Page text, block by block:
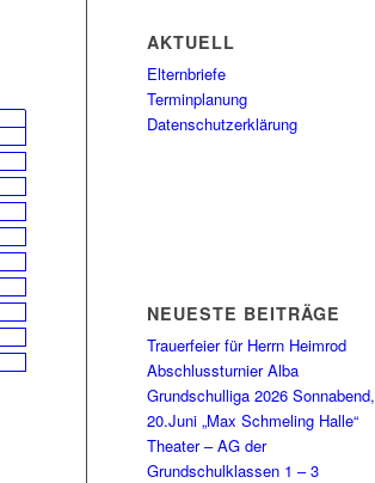
AKTUELL
Elternbriefe
Terminplanung
Datenschutzerklärung
NEUESTE BEITRÄGE
Trauerfeier für Herrn Heimrod
Abschlussturnier Alba
Grundschulliga 2026 Sonnabend,
20.Juni „Max Schmeling Halle“
Theater – AG der
Grundschulklassen 1 – 3